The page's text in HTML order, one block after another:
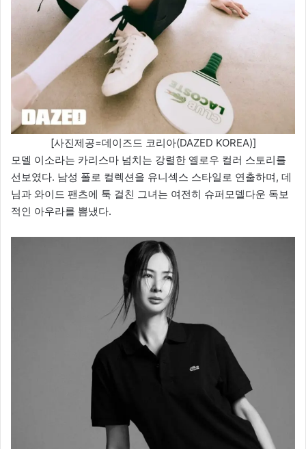
[사진제공=데이즈드 코리아(DAZED KOREA)]
모델 이소라는 카리스마 넘치는 강렬한 옐로우 컬러 스토리를
선보였다. 남성 폴로 컬렉션을 유니섹스 스타일로 연출하며, 데
님과 와이드 팬츠에 툭 걸친 그녀는 여전히 슈퍼모델다운 독보
적인 아우라를 뽐냈다.